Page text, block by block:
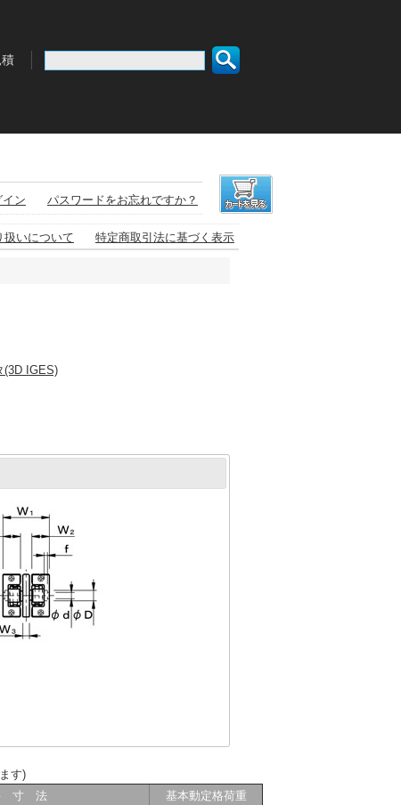
イン パスワードをお忘れですか？
扱いについて 特定商取引法に基づく表示
(3D IGES)
す)
寸 法 基本動定格荷重